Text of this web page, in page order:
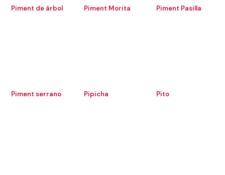
Piment de árbol Piment Morita Piment Pasilla
Piment serrano Pipicha Pito